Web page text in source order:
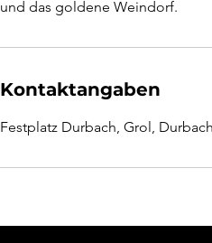
und das goldene Weindorf.
Kontaktangaben
Festplatz Durbach, Grol,